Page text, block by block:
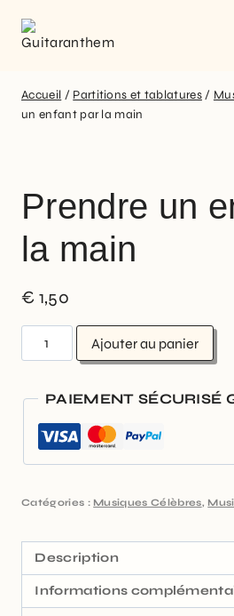
Accueil / Partitions et tablatures /
un enfant par la main
Prendre un
la main
€ 1,50
Ajouter au panier
PAIEMENT SÉCURISÉ
Catégories : Musiques Célèbres,
Description
Informations